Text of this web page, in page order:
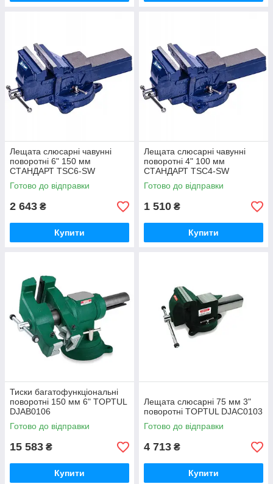
Лещата слюсарні чавунні
поворотні 6" 150 мм
СТАНДАРТ TSC6-SW
Готово до відправки
2 643 ₴
Купити
Лещата слюсарні чавунні
поворотні 4" 100 мм
СТАНДАРТ TSC4-SW
Готово до відправки
1 510 ₴
Купити
Тиски багатофункціональні
поворотні 150 мм 6" TOPTUL
DJAB0106
Готово до відправки
15 583 ₴
Купити
Лещата слюсарні 75 мм 3"
поворотні TOPTUL DJAC0103
Готово до відправки
4 713 ₴
Купити